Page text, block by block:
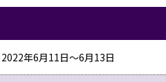
2022年6月11日～6月13日